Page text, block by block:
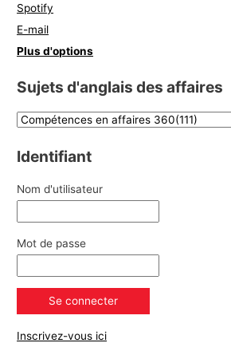
Spotify
E-mail
Plus d'options
Sujets d'anglais des affaires
Identifiant
Nom d'utilisateur
Mot de passe
Inscrivez-vous ici